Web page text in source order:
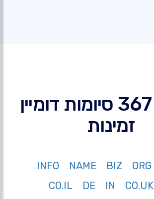
יותר מ 367 סיומות דומיין
זמינות
ORG
BIZ
NAME
INFO
CO.UK
IN
DE
CO.IL